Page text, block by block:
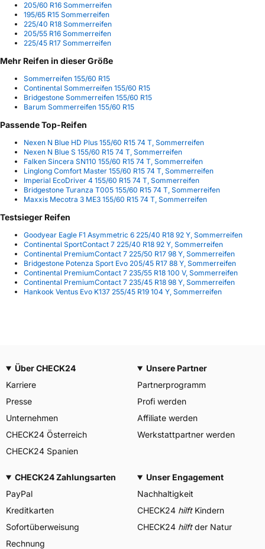
205/60 R16 Sommerreifen
195/65 R15 Sommerreifen
225/40 R18 Sommerreifen
205/55 R16 Sommerreifen
225/45 R17 Sommerreifen
Mehr Reifen in dieser Größe
Sommerreifen 155/60 R15
Continental Sommerreifen 155/60 R15
Bridgestone Sommerreifen 155/60 R15
Barum Sommerreifen 155/60 R15
Passende Top-Reifen
Nexen N Blue HD Plus 155/60 R15 74 T, Sommerreifen
Nexen N Blue S 155/60 R15 74 T, Sommerreifen
Falken Sincera SN110 155/60 R15 74 T, Sommerreifen
Linglong Comfort Master 155/60 R15 74 T, Sommerreifen
Imperial EcoDriver 4 155/60 R15 74 T, Sommerreifen
Bridgestone Turanza T005 155/60 R15 74 T, Sommerreifen
Maxxis Mecotra 3 ME3 155/60 R15 74 T, Sommerreifen
Testsieger Reifen
Goodyear Eagle F1 Asymmetric 6 225/40 R18 92 Y, Sommerreifen
Continental SportContact 7 225/40 R18 92 Y, Sommerreifen
Continental PremiumContact 7 225/50 R17 98 Y, Sommerreifen
Bridgestone Potenza Sport Evo 205/45 R17 88 Y, Sommerreifen
Continental PremiumContact 7 235/55 R18 100 V, Sommerreifen
Continental PremiumContact 7 235/45 R18 98 Y, Sommerreifen
Hankook Ventus Evo K137 255/45 R19 104 Y, Sommerreifen
Über CHECK24
Karriere
Presse
Unternehmen
CHECK24 Österreich
CHECK24 Spanien
Unsere Partner
Partnerprogramm
Profi werden
Affiliate werden
Werkstattpartner werden
CHECK24 Zahlungsarten
PayPal
Kreditkarten
Sofortüberweisung
Rechnung
Unser Engagement
Nachhaltigkeit
CHECK24 hilftKindern
CHECK24 hilftder Natur